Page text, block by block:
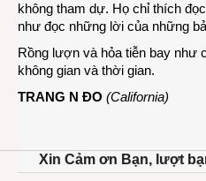
không tham dự. Họ chỉ thích
như đọc những lời của những
Rồng lượn và hỏa tiễn bay như
không gian và thời
TRANG N ĐO (California)
Xin Cảm ơn Bạn, lượt